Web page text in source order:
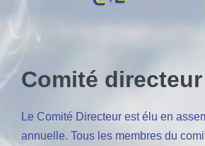
Comité directeur
Le Comité Directeur est élu en
annuelle. Tous les membres du